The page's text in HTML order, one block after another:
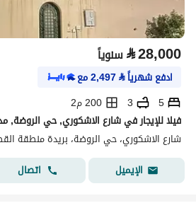
⃁28,000 سنوياً
ادفع شهرياً⃁
2,497مع
5
3
200 م2
شارع الاشكوري، حي الروضة، بريدة منطقة
الإيميل
اتصال